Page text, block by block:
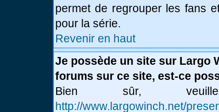
permet de regrouper les fans
pour la série.
Revenir en haut
Je possède un site sur Largo
forums sur ce site, est-ce
Bien sûr,
http://www.largowinch.net/